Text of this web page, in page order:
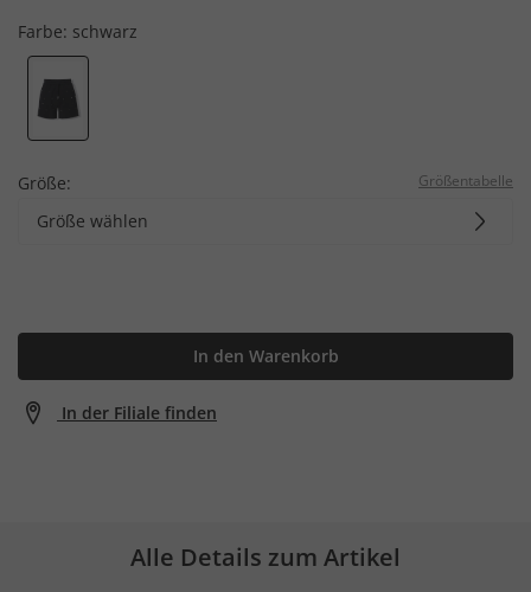
Farbe: schwarz
Größe: Größentabelle
Größe wählen
In den Warenkorb
In der Filiale finden
Alle Details zum Artikel